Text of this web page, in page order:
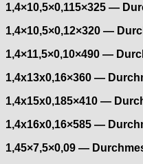
1,4×10,5×0,115×325 —
1,4×10,5×0,12×320 —
1,4×11,5×0,10×490 —
1,4x13x0,16×360 —
1,4x15x0,185×410 —
1,4x16x0,16×585 —
1,45×7,5×0,09 —